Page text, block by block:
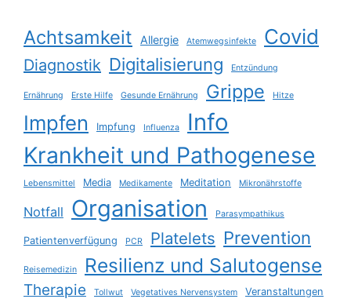
Achtsamkeit Allergie Atemwegsinfekte Covid
Diagnostik Digitalisierung Entzündung
Ernährung Erste Hilfe Gesunde Ernährung Grippe Hitze
Impfen Impfung Influenza Info
Krankheit und Pathogenese
Lebensmittel Media Medikamente Meditation Mikronährstoffe
Notfall Organisation Parasympathikus
Patientenverfügung PCR Platelets Prevention
Reisemedizin Resilienz und Salutogense
Therapie Tollwut Vegetatives Nervensystem Veranstaltungen